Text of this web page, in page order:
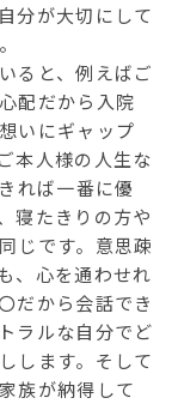
分が大切にして
ると、例えばご
配だから入院
いにギャップ
本人様の人生な
れば一番に優
寝たきりの方や
じです。意思疎
、心を通わせれ
だから会話でき
ラルな自分でど
します。そして
族が納得して